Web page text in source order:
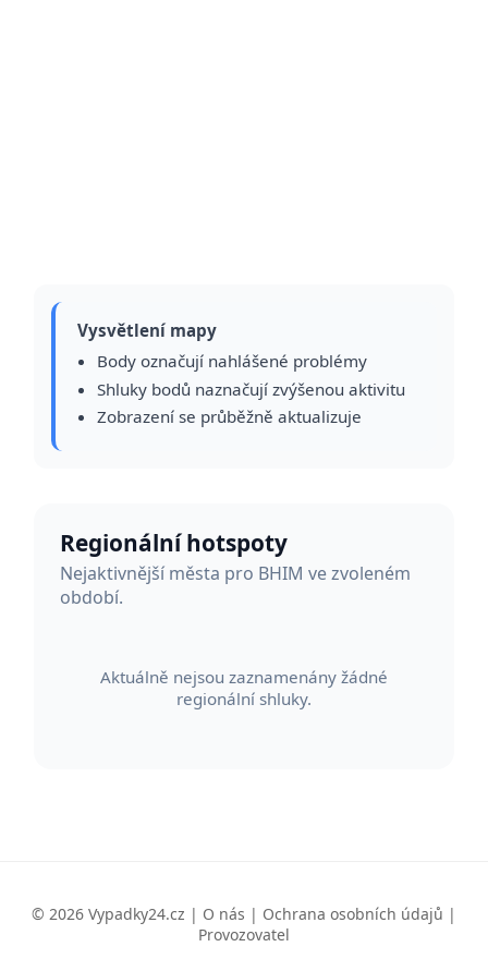
Vysvětlení mapy
Body označují nahlášené problémy
Shluky bodů naznačují zvýšenou aktivitu
Zobrazení se průběžně aktualizuje
Regionální hotspoty
Nejaktivnější města pro BHIM ve zvoleném
období.
Aktuálně nejsou zaznamenány žádné
regionální shluky.
© 2026 Vypadky24.cz | O nás | Ochrana osobních údajů |
Provozovatel